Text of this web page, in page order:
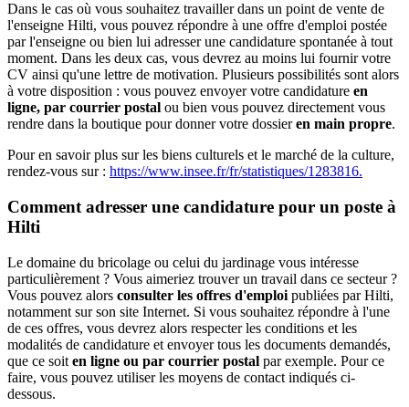
Dans le cas où vous souhaitez travailler dans un point de vente de
l'enseigne Hilti, vous pouvez répondre à une offre d'emploi postée
par l'enseigne ou bien lui adresser une candidature spontanée à tout
moment. Dans les deux cas, vous devrez au moins lui fournir votre
CV ainsi qu'une lettre de motivation. Plusieurs possibilités sont alors
à votre disposition : vous pouvez envoyer votre candidature en
ligne, par courrier postal ou bien vous pouvez directement vous
rendre dans la boutique pour donner votre dossieren main propre.
Pour en savoir plus sur les biens culturels et le marché de la culture,
rendez-vous sur : https://www.insee.fr/fr/statistiques/1283816.
Comment adresser une candidature pour un poste à
Hilti
Le domaine du bricolage ou celui du jardinage vous intéresse
particulièrement ? Vous aimeriez trouver un travail dans ce secteur ?
Vous pouvez alors consulter les offres d'emploi publiées par Hilti,
notamment sur son site Internet. Si vous souhaitez répondre à l'une
de ces offres, vous devrez alors respecter les conditions et les
modalités de candidature et envoyer tous les documents demandés,
que ce soit en ligne ou par courrier postal par exemple. Pour ce
faire, vous pouvez utiliser les moyens de contact indiqués ci-
dessous.